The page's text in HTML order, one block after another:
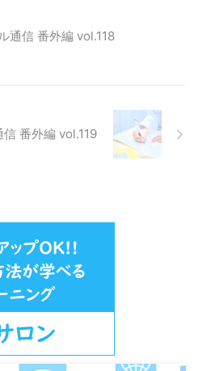
通信 番外編 vol.118
番外編 vol.119